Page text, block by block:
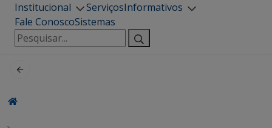
Institucional ServiçosInformativos
Fale ConoscoSistemas
Pesquisar
por: